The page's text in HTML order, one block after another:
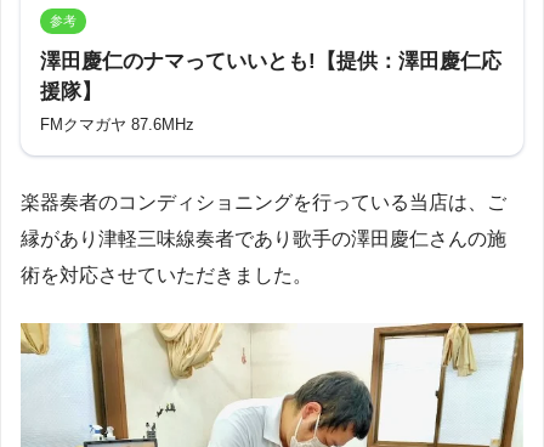
参考
澤田慶仁のナマっていいとも!【提供：澤田慶仁応
援隊】
FMクマガヤ 87.6MHz
楽器奏者のコンディショニングを行っている当店は、ご
縁があり津軽三味線奏者であり歌手の澤田慶仁さんの施
術を対応させていただきました。